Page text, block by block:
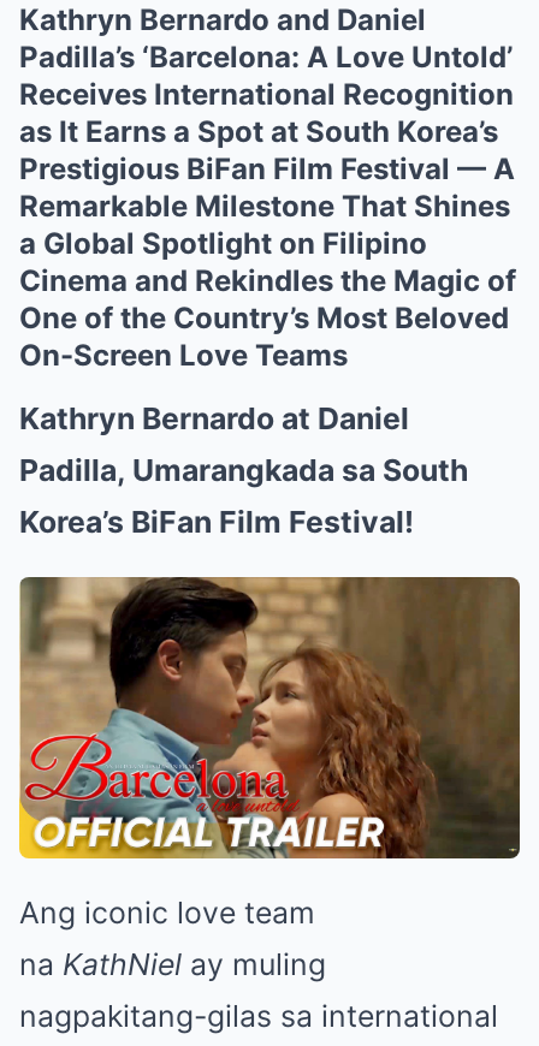
Kathryn Bernardo and Daniel
Padilla’s ‘Barcelona: A Love Untold’
Receives International Recognition
as It Earns a Spot at South Korea’s
Prestigious BiFan Film Festival — A
Remarkable Milestone That Shines
a Global Spotlight on Filipino
Cinema and Rekindles the Magic of
One of the Country’s Most Beloved
On-Screen Love Teams
Kathryn Bernardo at Daniel
Padilla, Umarangkada sa South
Korea’s BiFan Film Festival!
Ang iconic love team
na KathNiel ay muling
nagpakitang-gilas sa international